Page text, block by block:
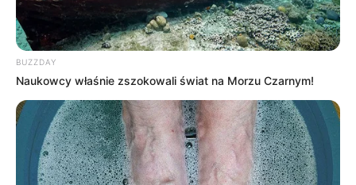
OBSERWUJ NAS W GOOGLE NEWS, BY BYĆ NA
BIEŻĄCO!
Facebook Twitter Google+
BUZZDAY
Naukowcy właśnie zszokowali świat na Morzu Czarnym!